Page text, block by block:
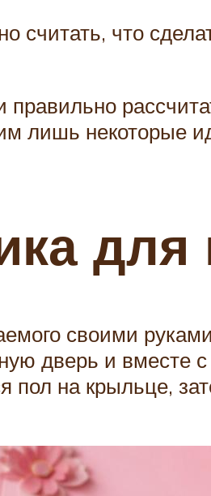
считать, что
лишь некоторые
для
своими
дверь и вместе
на крыльце,